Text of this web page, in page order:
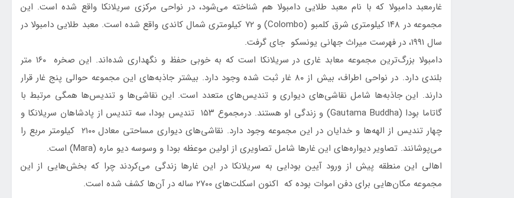
غارمعبد دامبولا که با نام معبد طلایی دامبولا هم شناخته می‌شود، در نواحی مرکزی سریلانکا واقع شده است. این
مجموعه در ۱۴۸ کیلومتری شرق کلمبو (Colombo) و ۷۲ کیلومتری شمال کاندی واقع شده است. معبد طلایی دامبولا در
سال ۱۹۹۱، در فهرست میراث جهانی یونسکو جای گرفت.
دامبولا بزرگ‌ترین مجموعه‌ معابد غاری در سریلانکا است که به‌ خوبی حفظ و نگهداری شده‌اند. این صخره ۱۶۰ متر
بلندی دارد. در نواحی اطراف، بیش از ۸۰ غار ثبت شده وجود دارد. بیشتر جاذبه‌های این مجموعه حوالی پنج غار قرار
دارند. این جاذبه‌ها شامل نقاشی‌های دیواری و تندیس‌های متعدد است. این نقاشی‌ها و تندیس‌ها همگی مرتبط با
گاتاما بودا (Gautama Buddha) و زندگی او هستند. درمجموع ۱۵۳ تندیس بودا، سه تندیس از پادشاهان سریلانکا و
چهار تندیس از الهه‌ها و خدایان در این مجموعه وجود دارد. نقاشی‌های دیواری مساحتی معادل ۲۱۰۰ کیلومتر مربع را
می‌پوشانند. تصاویر دیواره‌های این غارها شامل تصاویری از اولین موعظه‌ بودا و وسوسه‌ دیو ماره (Mara) است.
اهالی این منطقه پیش از ورود آیین بودایی به سریلانکا در این غارها زندگی می‌کردند چرا که بخش‌هایی از این
مجموعه مکان‌هایی برای دفن اموات بوده که اکنون اسکلت‌های ۲۷۰۰ ساله در آن‌ها کشف شده است.